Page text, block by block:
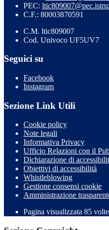
PEC:
C.F.: 80003870591
C.M. ltic809007
Cod. Univoco UF5UV7
Seguici su
Facebook
Instagram
Sezione Link Utili
Cookie policy
Note legali
Informativa Privacy
Ufficio Relazioni con il
Dichiarazione di
Obiettivi di accessibilità
Whistleblowing
Gestione consensi cookie
Amministrazione
Pagina visualizzata 85 volte